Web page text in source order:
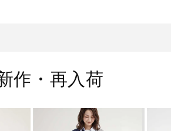
作・再入荷